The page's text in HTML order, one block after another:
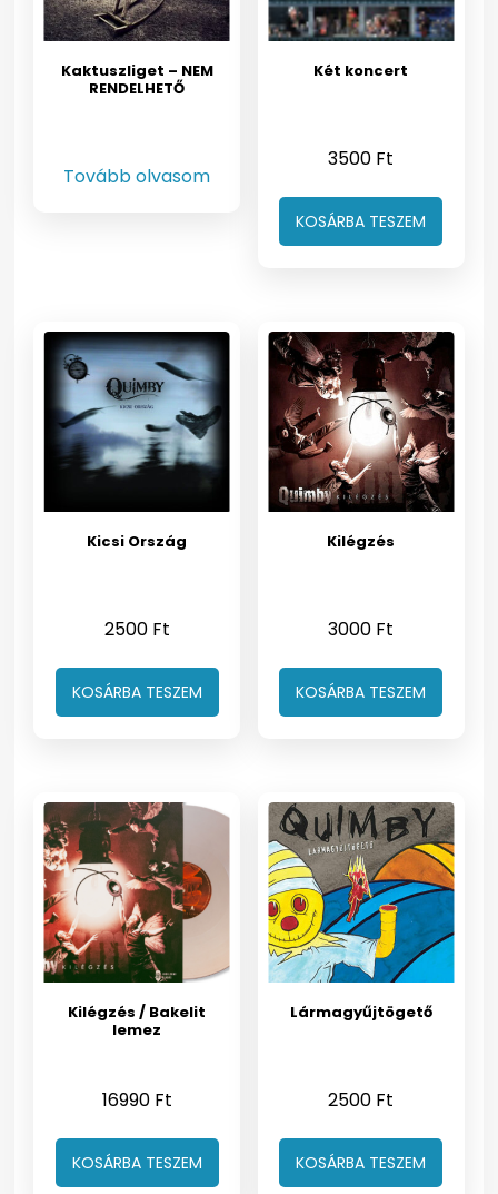
Kaktuszliget – NEM
RENDELHETŐ
Tovább olvasom
Két koncert
3500 Ft
KOSÁRBA TESZEM
Kicsi Ország
2500 Ft
KOSÁRBA TESZEM
Kilégzés
3000 Ft
KOSÁRBA TESZEM
Kilégzés / Bakelit
lemez
16990 Ft
KOSÁRBA TESZEM
Lármagyűjtögető
2500 Ft
KOSÁRBA TESZEM